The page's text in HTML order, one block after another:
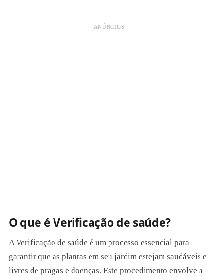
ANÚNCIOS
O que é Verificação de saúde?
A Verificação de saúde é um processo essencial para
garantir que as plantas em seu jardim estejam saudáveis e
livres de pragas e doenças. Este procedimento envolve a